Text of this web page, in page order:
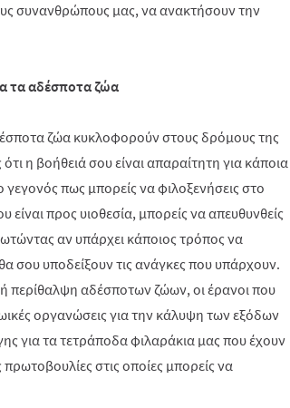
συνανθρώπους μας, να ανακτήσουν την
τα αδέσποτα ζώα
ζώα κυκλοφορούν στους δρόμους της
η βοήθειά σου είναι απαραίτητη για κάποια
πως μπορείς να φιλοξενήσεις στο
είναι προς υιοθεσία, μπορείς να απευθυνθείς
αν υπάρχει κάποιος τρόπος να
σου υποδείξουν τις ανάγκες που υπάρχουν.
περίθαλψη αδέσποτων ζώων, οι έρανοι που
οργανώσεις για την κάλυψη των εξόδων
για τα τετράποδα φιλαράκια μας που έχουν
στις οποίες μπορείς να